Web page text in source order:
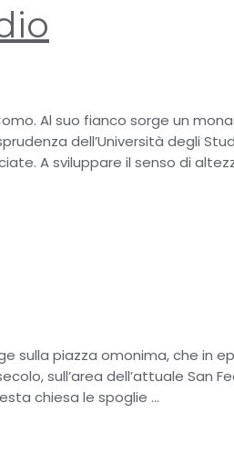
Al suo fianco sorge un
dell’Università degli
A sviluppare il senso di
sulla piazza omonima, che in
sull’area dell’attuale San
chiesa le spoglie …